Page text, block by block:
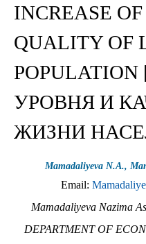
INCREASE
QUALITY OF
УРОВНЯ И
ЖИЗНИ
Mamadaliyeva N.А.,
Email:
Mamadaliyeva Nazima
DEPARTMENT OF